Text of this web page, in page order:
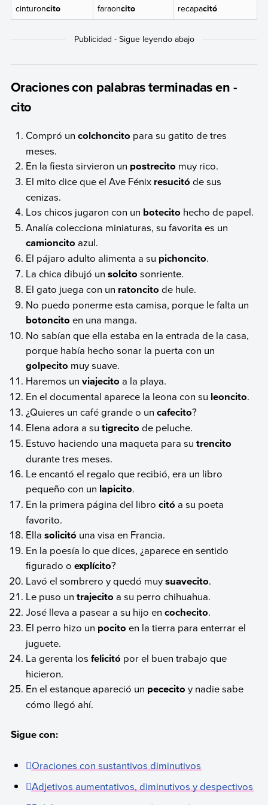
cinturoncito faraoncito recapacitó
Oraciones con palabras terminadas en -
cito
Compró uncolchoncito para su gatito de tres
meses.
En la fiesta sirvieron un postrecito muy rico.
El mito dice que el Ave Fénix resucitó de sus
cenizas.
Los chicos jugaron con un botecito hecho de papel.
Analía colecciona miniaturas, su favorita es un
camioncito azul.
El pájaro adulto alimenta a su pichoncito.
La chica dibujó unsolcito sonriente.
El gato juega con un ratoncito de hule.
No puedo ponerme esta camisa, porque le falta un
botoncito en una manga.
No sabían que ella estaba en la entrada de la casa,
porque había hecho sonar la puerta con un
golpecito muy suave.
Haremos unviajecito a la playa.
En el documental aparece la leona con su leoncito.
¿Quieres un café grande o uncafecito?
Elena adora a sutigrecito de peluche.
Estuvo haciendo una maqueta para sutrencito
durante tres meses.
Le encantó el regalo que recibió, era un libro
pequeño con un lapicito.
En la primera página del librocitó a su poeta
favorito.
Ellasolicitó una visa en Francia.
En la poesía lo que dices, ¿aparece en sentido
figurado oexplícito?
Lavó el sombrero y quedó muysuavecito.
Le puso untrajecito a su perro chihuahua.
José lleva a pasear a su hijo encochecito.
El perro hizo un pocito en la tierra para enterrar el
juguete.
La gerenta losfelicitó por el buen trabajo que
hicieron.
En el estanque apareció un pececito y nadie sabe
cómo llegó ahí.
Sigue con:
Oraciones con sustantivos diminutivos
Adjetivos aumentativos, diminutivos y despectivos